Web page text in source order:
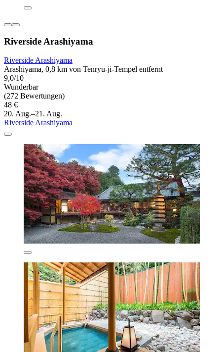
Riverside Arashiyama
Riverside Arashiyama
Arashiyama, 0,8 km von Tenryu-ji-Tempel entfernt
9,0/10
Wunderbar
(272 Bewertungen)
48 €
20. Aug.–21. Aug.
Riverside Arashiyama